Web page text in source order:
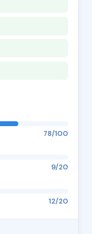
78/100
9/20
12/20